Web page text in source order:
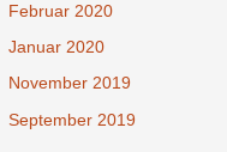
Februar 2020
Januar 2020
November 2019
September 2019